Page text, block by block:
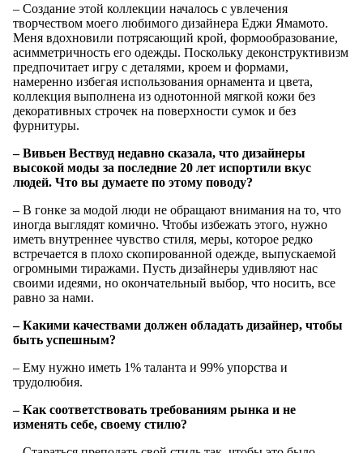
– Создание этой коллекции началось с увлечения
творчеством моего любимого дизайнера Еджи Ямамото.
Меня вдохновили потрясающий крой, формообразование,
асимметричность его одежды. Поскольку деконструктивизм
предпочитает игру с деталями, кроем и формами,
намеренно избегая использования орнамента и цвета,
коллекция выполнена из однотонной мягкой кожи без
декоративных строчек на поверхности сумок и без
фурнитуры.
– Вивьен Вествуд недавно сказала, что дизайнеры
высокой моды за последние 20 лет испортили вкус
людей. Что вы думаете по этому поводу?
– В гонке за модой люди не обращают внимания на то, что
иногда выглядят комично. Чтобы избежать этого, нужно
иметь внутреннее чувство стиля, меры, которое редко
встречается в плохо скопированной одежде, выпускаемой
огромными тиражами. Пусть дизайнеры удивляют нас
своими идеями, но окончательный выбор, что носить, все
равно за нами.
– Какими качествами должен обладать дизайнер, чтобы
быть успешным?
– Ему нужно иметь 1% таланта и 99% упорства и
трудолюбия.
– Как соответствовать требованиям рынка и не
изменять себе, своему стилю?